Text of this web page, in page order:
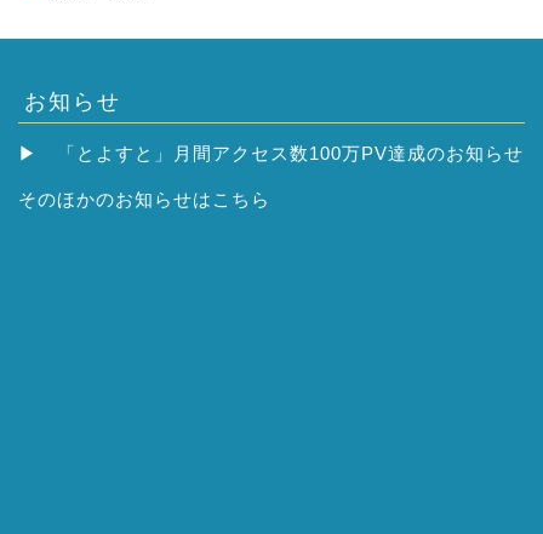
お知らせ
▶ 「とよすと」月間アクセス数100万PV達成のお知らせ
そのほかのお知らせはこちら